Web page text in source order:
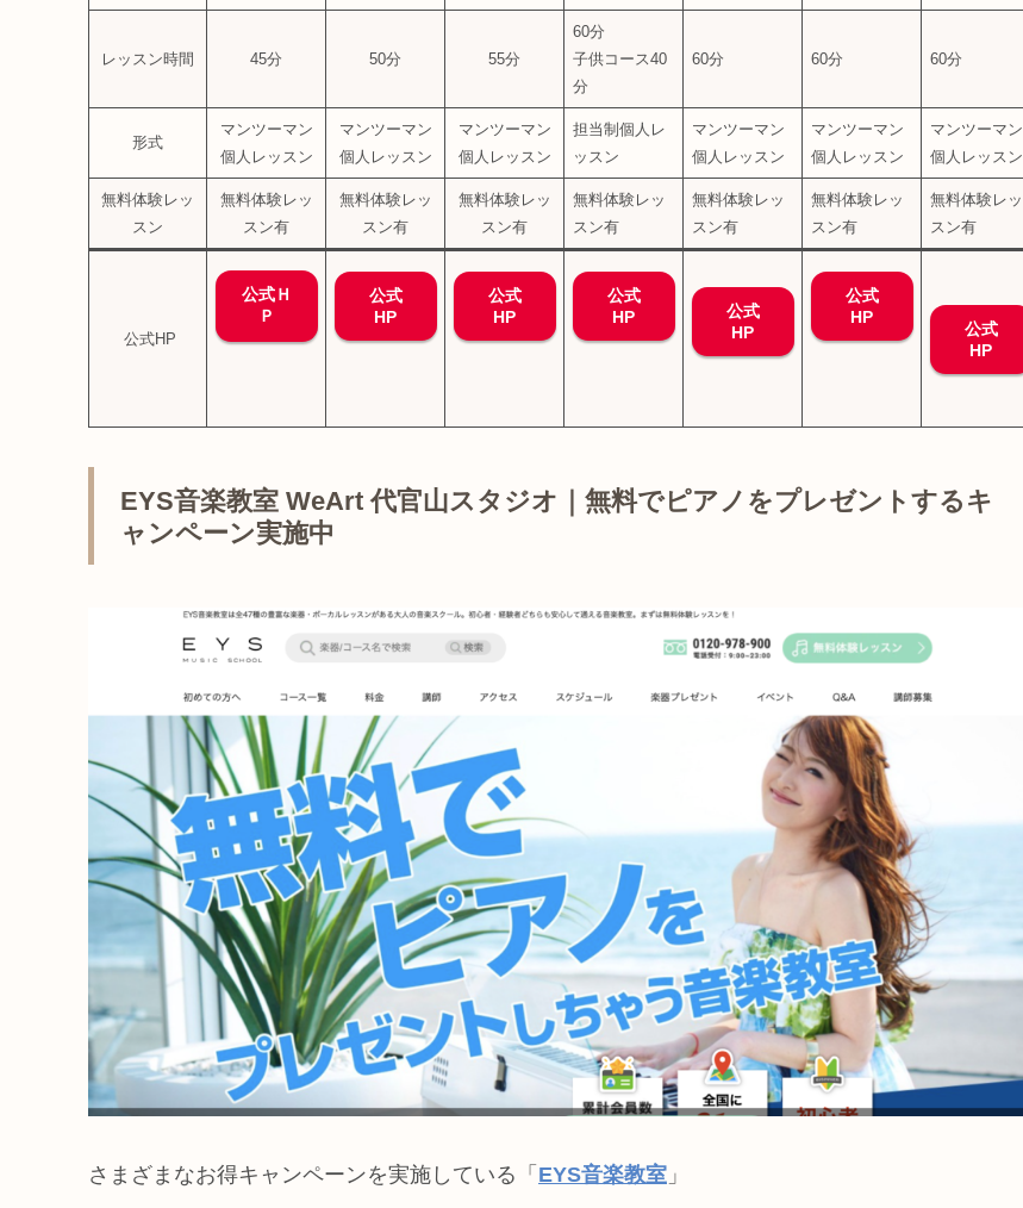
レッスン時間 45分 50分 55分
60分
子供コース40
分
60分 60分 60分
形式
マンツーマン
個人レッスン
マンツーマン
個人レッスン
マンツーマン
個人レッスン
担当制個人レ
ッスン
マンツーマン
個人レッスン
マンツーマン
個人レッスン
マンツーマン
個人レッスン
無料体験レッ
スン
無料体験レッ
スン有
無料体験レッ
スン有
無料体験レッ
スン有
無料体験レッ
スン有
無料体験レッ
スン有
無料体験レッ
スン有
無料体験レッ
スン有
公式HP
公式Ｈ
Ｐ
公式
HP
公式
HP
公式
HP
公式
HP
公式
HP
公式
HP
EYS音楽教室 WeArt 代官山スタジオ｜無料でピアノをプレゼントするキ
ャンペーン実施中
さまざまなお得キャンペーンを実施している「 EYS音楽教室 」